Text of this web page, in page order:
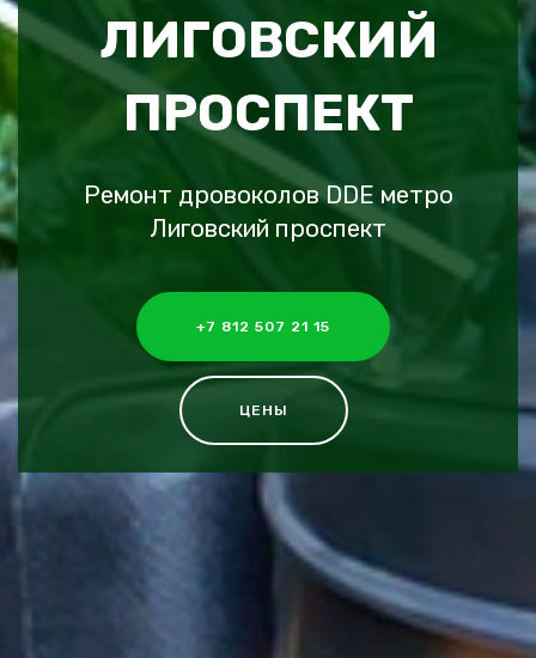
ЛИГОВСКИЙ
ПРОСПЕКТ
Ремонт дровоколов DDE метро
Лиговский проспект
+7 812 507 21 15
ЦЕНЫ